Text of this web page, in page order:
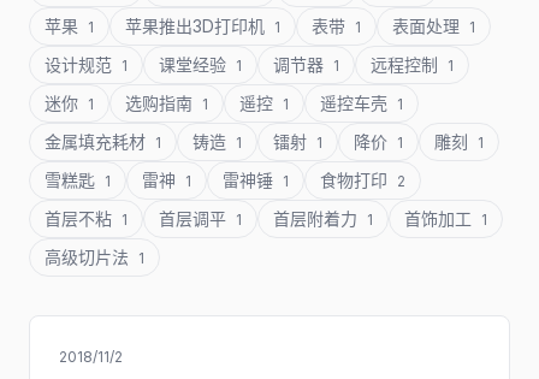
苹果 1 苹果推出3D打印机 1 表带 1 表面处理 1
设计规范 1 课堂经验 1 调节器 1 远程控制 1
迷你 1 选购指南 1 遥控 1 遥控车壳 1
金属填充耗材 1 铸造 1 镭射 1 降价 1 雕刻 1
雪糕匙 1 雷神 1 雷神锤 1 食物打印 2
首层不粘 1 首层调平 1 首层附着力 1 首饰加工 1
高级切片法 1
2018/11/2